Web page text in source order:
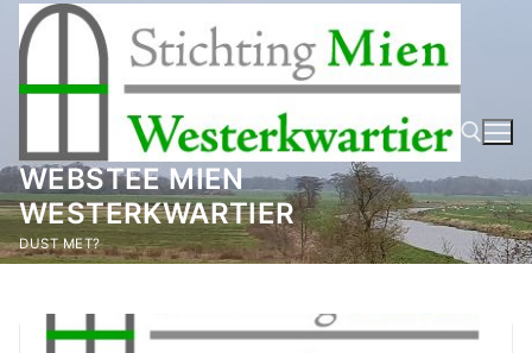
naar
inhoud
WEBSTEE MIEN
WESTERKWARTIER
DUST MET? Zoeken naar: